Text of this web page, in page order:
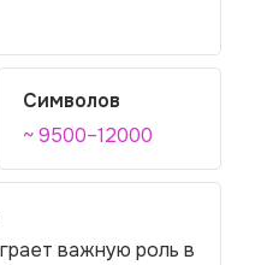
Символов
~ 9500–12000
важную роль в